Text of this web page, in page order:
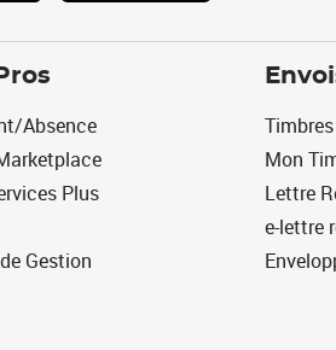
Absence
Plus
Gestion
Timbres
Mon
Lettre
e-lettre